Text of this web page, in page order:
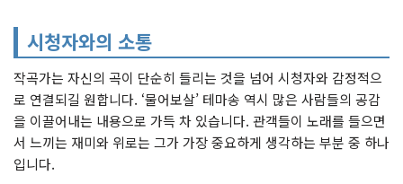
시청자와의 소통
작곡가는 자신의 곡이 단순히 들리는 것을 넘어 시청자와 감정적으
로 연결되길 원합니다. ‘물어보살’ 테마송 역시 많은 사람들의 공감
을 이끌어내는 내용으로 가득 차 있습니다. 관객들이 노래를 들으면
서 느끼는 재미와 위로는 그가 가장 중요하게 생각하는 부분 중 하나
입니다.